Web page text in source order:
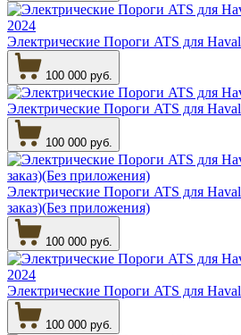
Электрические Пороги ATS для
100 000 руб.
Электрические Пороги ATS для
100 000 руб.
Электрические Пороги ATS для
заказ)(Без приложения)
100 000 руб.
Электрические Пороги ATS для
100 000 руб.